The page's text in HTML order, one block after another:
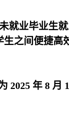
业毕业生就
之间便捷高
2025 年 8